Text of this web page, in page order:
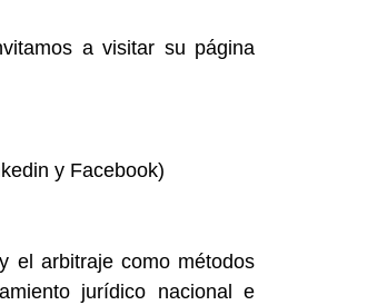
a visitar su página
y Facebook)
el arbitraje como métodos
jurídico nacional e